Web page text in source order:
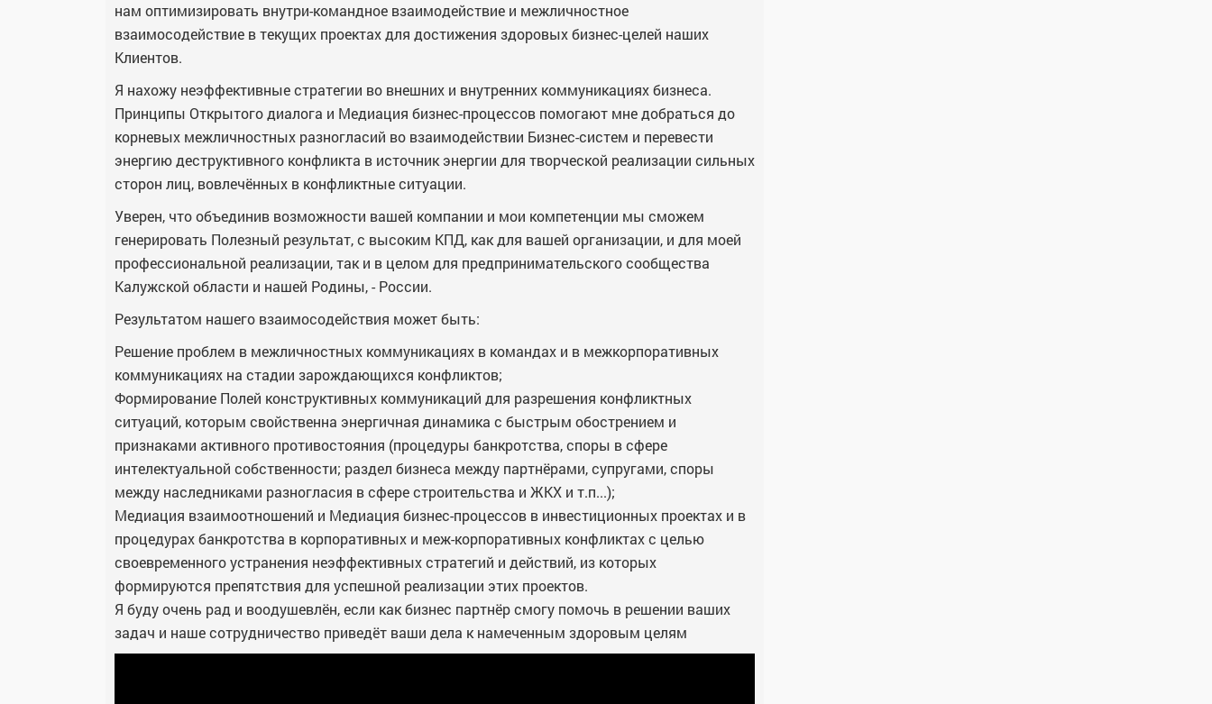
нам оптимизировать внутри-командное взаимодействие и межличностное
взаимосодействие в текущих проектах для достижения здоровых бизнес-целей наших
Клиентов.
Я нахожу неэффективные стратегии во внешних и внутренних коммуникациях бизнеса.
Принципы Открытого диалога и Медиация бизнес-процессов помогают мне добраться до
корневых межличностных разногласий во взаимодействии Бизнес-систем и перевести
энергию деструктивного конфликта в источник энергии для творческой реализации сильных
сторон лиц, вовлечённых в конфликтные ситуации.
Уверен, что объединив возможности вашей компании и мои компетенции мы сможем
генерировать Полезный результат, с высоким КПД, как для вашей организации, и для моей
профессиональной реализации, так и в целом для предпринимательского сообщества
Калужской области и нашей Родины, - России.
Результатом нашего взаимосодействия может быть:
Решение проблем в межличностных коммуникациях в командах и в межкорпоративных
коммуникациях на стадии зарождающихся конфликтов;
Формирование Полей конструктивных коммуникаций для разрешения конфликтных
ситуаций, которым свойственна энергичная динамика с быстрым обострением и
признаками активного противостояния (процедуры банкротства, споры в сфере
интелектуальной собственности; раздел бизнеса между партнёрами, супругами, споры
между наследниками разногласия в сфере строительства и ЖКХ и т.п...);
Медиация взаимоотношений и Медиация бизнес-процессов в инвестиционных проектах и в
процедурах банкротства в корпоративных и меж-корпоративных конфликтах с целью
своевременного устранения неэффективных стратегий и действий, из которых
формируются препятствия для успешной реализации этих проектов.
Я буду очень рад и воодушевлён, если как бизнес партнёр смогу помочь в решении ваших
задач и наше сотрудничество приведёт ваши дела к намеченным здоровым целям